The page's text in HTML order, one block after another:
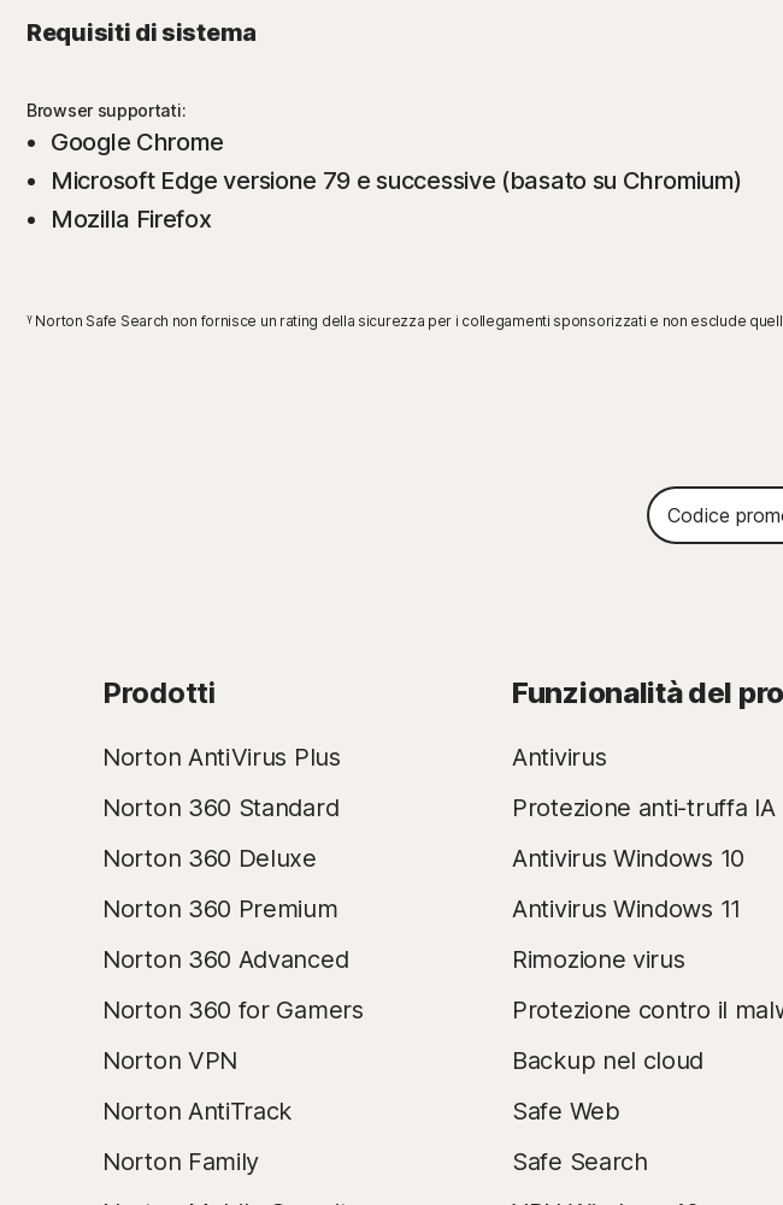
Requisiti di sistema
Browser supportati:
Google Chrome
Microsoft Edge versione 79 e successive (basato su Chromium)
Mozilla Firefox
γNorton Safe Search non fornisce un rating della sicurezza per i collegamenti sponsorizzati e non esclude
Codice
promozione
Prodotti
Norton AntiVirus Plus
Norton 360 Standard
Norton 360 Deluxe
Norton 360 Premium
Norton 360 Advanced
Norton 360 for Gamers
Norton VPN
Norton AntiTrack
Norton Family
Funzionalità del
Antivirus
Protezione anti-truffa IA
Antivirus Windows 10
Antivirus Windows 11
Rimozione virus
Protezione contro il
Backup nel cloud
Safe Web
Safe Search